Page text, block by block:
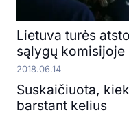
Lietuva turės
sąlygų komisijoje
2018.06.14
Suskaičiuota,
barstant kelius